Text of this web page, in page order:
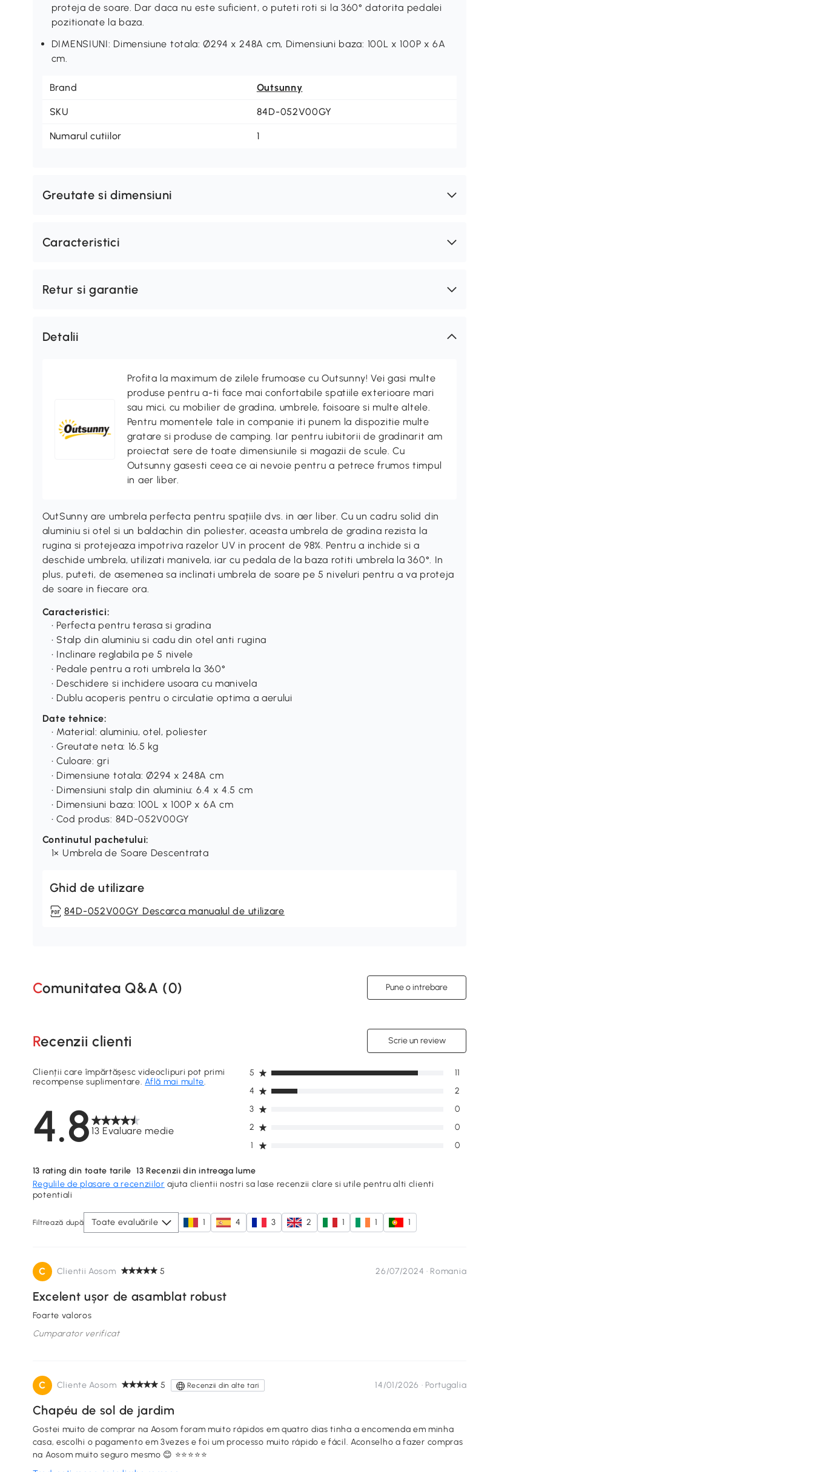
proteja de soare. Dar daca nu este suficient, o puteti roti si la 360° datorita pedalei
pozitionate la baza.
DIMENSIUNI: Dimensiune totala: Ø294 x 248A cm, Dimensiuni baza: 100L x 100P x 6A
cm.
Brand Outsunny
SKU 84D-052V00GY
Numarul cutiilor 1
Greutate si dimensiuni
Caracteristici
Retur si garantie
Detalii
Profita la maximum de zilele frumoase cu Outsunny! Vei gasi multe
produse pentru a-ti face mai confortabile spatiile exterioare mari
sau mici, cu mobilier de gradina, umbrele, foisoare si multe altele.
Pentru momentele tale in companie iti punem la dispozitie multe
gratare si produse de camping. Iar pentru iubitorii de gradinarit am
proiectat sere de toate dimensiunile si magazii de scule. Cu
Outsunny gasesti ceea ce ai nevoie pentru a petrece frumos timpul
in aer liber.
OutSunny are umbrela perfecta pentru spațiile dvs. in aer liber. Cu un cadru solid din
aluminiu si otel si un baldachin din poliester, aceasta umbrela de gradina rezista la
rugina si protejeaza impotriva razelor UV in procent de 98%. Pentru a inchide si a
deschide umbrela, utilizati manivela, iar cu pedala de la baza rotiti umbrela la 360°. In
plus, puteti, de asemenea sa inclinati umbrela de soare pe 5 niveluri pentru a va proteja
de soare in fiecare ora.
Caracteristici:
• Perfecta pentru terasa si gradina
• Stalp din aluminiu si cadu din otel anti rugina
• Inclinare reglabila pe 5 nivele
• Pedale pentru a roti umbrela la 360°
• Deschidere si inchidere usoara cu manivela
• Dublu acoperis pentru o circulatie optima a aerului
Date tehnice:
• Material: aluminiu, otel, poliester
• Greutate neta: 16.5 kg
• Culoare: gri
• Dimensiune totala: Ø294 x 248A cm
• Dimensiuni stalp din aluminiu: 6.4 x 4.5 cm
• Dimensiuni baza: 100L x 100P x 6A cm
• Cod produs: 84D-052V00GY
Continutul pachetului:
1× Umbrela de Soare Descentrata
Ghid de utilizare
84D-052V00GY Descarca manualul de utilizare
Comunitatea Q&A (0) Pune o intrebare
Recenzii clienti Scrie un review
4.8 13 Evaluare medie
Clienții care împărtășesc videoclipuri pot primi
recompense suplimentare.Află mai multe.
1 0
2 0
3 0
4 2
5 11
13 rating din toate tarile 13 Recenzii din intreaga lume
Regulile de plasare a recenziilor ajuta clientii nostri sa lase recenzii clare si utile pentru alti clienti
potentiali
Filtrează după Toate evaluările 1 4 3 2 1 1 1
C Clientii Aosom 5 26/07/2024 · Romania
Excelent ușor de asamblat robust
Foarte valoros
Cumparator verificat
C Cliente Aosom 5 Recenzii din alte tari 14/01/2026 · Portugalia
Chapéu de sol de jardim
Gostei muito de comprar na Aosom foram muito rápidos em quatro dias tinha a encomenda em minha
casa, escolhi o pagamento em 3vezes e foi um processo muito rápido e fácil. Aconselho a fazer compras
na Aosom muito seguro mesmo 😊 ⭐⭐⭐⭐⭐